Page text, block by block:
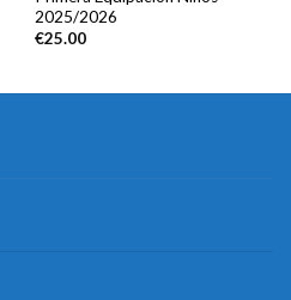
2025/2026
€25.00